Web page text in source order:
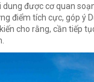
dung được cơ quan
điểm tích cực, góp ý
cho rằng, cần tiếp